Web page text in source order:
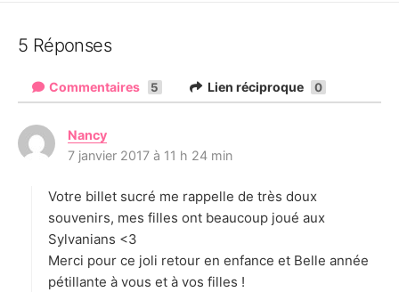
5 Réponses
Commentaires 5 Lien réciproque 0
Nancy
i
:
7 janvier 2017 à 11 h 24 min
Votre billet sucré me rappelle de très doux
souvenirs, mes filles ont beaucoup joué aux
Sylvanians <3
Merci pour ce joli retour en enfance et Belle année
pétillante à vous et à vos filles !